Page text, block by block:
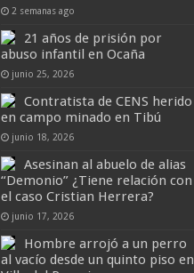
2 semanas ago
21 años de prisión por
abuso infantil en Ocaña
junio 25, 2026
Contratista de CENS herido
en campo minado en Tibú
junio 18, 2026
Asesinan al abuelo de alias
“Demonio” ¿Tiene relación con
el caso Cristian Herrera?
junio 17, 2026
Hombre arrojó a un perro
al vacío desde un quinto piso en